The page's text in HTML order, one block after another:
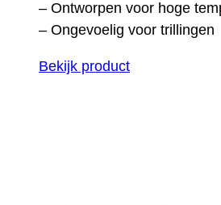
– Ontworpen voor hoge
– Ongevoelig voor trillingen
Bekijk product